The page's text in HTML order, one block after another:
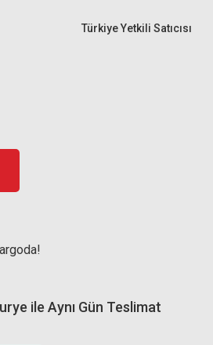
Türkiye Yetkili Satıcısı
ile Aynı Gün Teslimat